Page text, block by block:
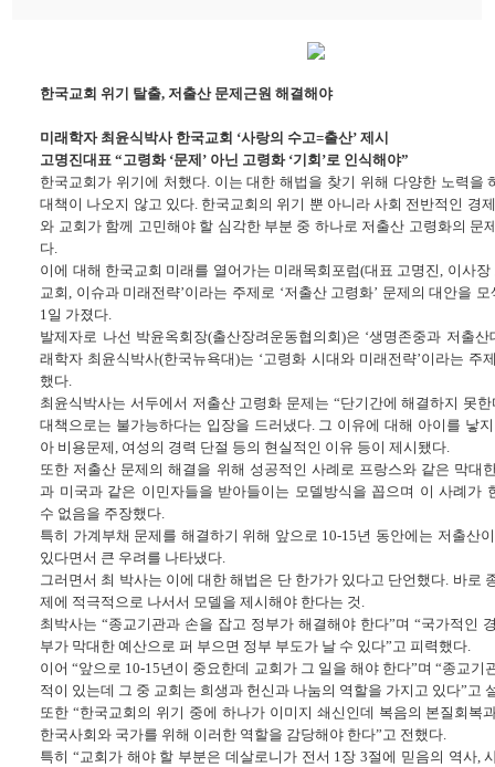
한국교회 위기 탈출, 저출산 문제근원 해결해야
미래학자 최윤식박사 한국교회 ‘사랑의 수고=출산’ 제시
고명진대표 “고령화 ‘문제’ 아닌 고령화 ‘기회’로 인식해야”
한국교회가 위기에 처했다. 이는 대한 해법을 찾기 위해 다양한 노력을
대책이 나오지 않고 있다. 한국교회의 위기 뿐 아니라 사회 전반적인 경
와 교회가 함께 고민해야 할 심각한 부분 중 하나로 저출산 고령화의 문
다.
이에 대해 한국교회 미래를 열어가는 미래목회포럼(대표 고명진, 이사장
교회, 이슈과 미래전략’이라는 주제로 ‘저출산 고령화’ 문제의 대안을
1일 가졌다.
발제자로 나선 박윤옥회장(출산장려운동협의회)은 ‘생명존중과 저출산
래학자 최윤식박사(한국뉴욕대)는 ‘고령화 시대와 미래전략’이라는 주
했다.
최윤식박사는 서두에서 저출산 고령화 문제는 “단기간에 해결하지 못
대책으로는 불가능하다는 입장을 드러냈다. 그 이유에 대해 아이를 낳
아 비용문제, 여성의 경력 단절 등의 현실적인 이유 등이 제시됐다.
또한 저출산 문제의 해결을 위해 성공적인 사례로 프랑스와 같은 막대
과 미국과 같은 이민자들을 받아들이는 모델방식을 꼽으며 이 사례가
수 없음을 주장했다.
특히 가계부채 문제를 해결하기 위해 앞으로 10-15년 동안에는 저출산
있다면서 큰 우려를 나타냈다.
그러면서 최 박사는 이에 대한 해법은 단 한가가 있다고 단언했다. 바로
제에 적극적으로 나서서 모델을 제시해야 한다는 것.
최박사는 “종교기관과 손을 잡고 정부가 해결해야 한다”며 “국가적인
부가 막대한 예산으로 퍼 부으면 정부 부도가 날 수 있다”고 피력했다.
이어 “앞으로 10-15년이 중요한데 교회가 그 일을 해야 한다”며 “종교기
적이 있는데 그 중 교회는 희생과 헌신과 나눔의 역할을 가지고 있다”고
또한 “한국교회의 위기 중에 하나가 이미지 쇄신인데 복음의 본질회복
한국사회와 국가를 위해 이러한 역할을 감당해야 한다”고 전했다.
특히 “교회가 해야 할 부분은 데살로니가 전서 1장 3절에 믿음의 역사,